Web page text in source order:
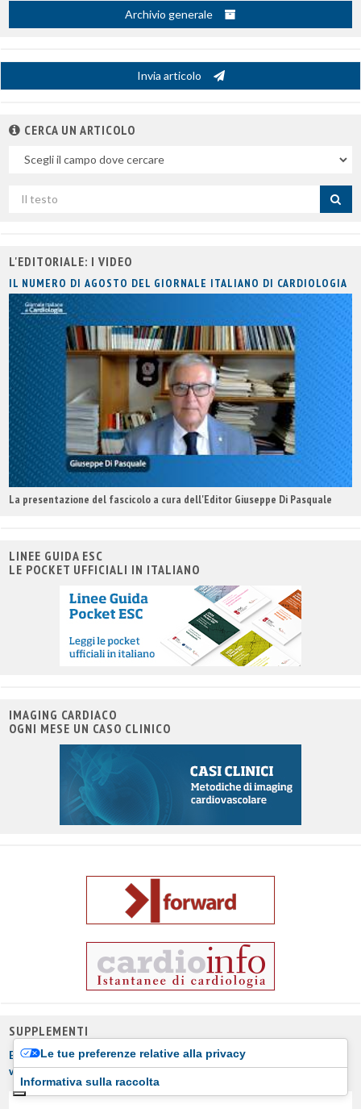
Archivio generale
Invia articolo
CERCA UN ARTICOLO
Nel
Cerca
L'EDITORIALE: I VIDEO
IL NUMERO DI AGOSTO DEL GIORNALE ITALIANO DI CARDIOLOGIA
La presentazione del fascicolo a cura dell'Editor Giuseppe Di Pasquale
LINEE GUIDA ESC
LE POCKET UFFICIALI IN ITALIANO
IMAGING CARDIACO
OGNI MESE UN CASO CLINICO
SUPPLEMENTI
Esperienza nel mondo reale dell’uso precoce di vericiguat nel
worsening heart failure (2025)
Le tue preferenze relative alla privacy
Informativa sulla raccolta